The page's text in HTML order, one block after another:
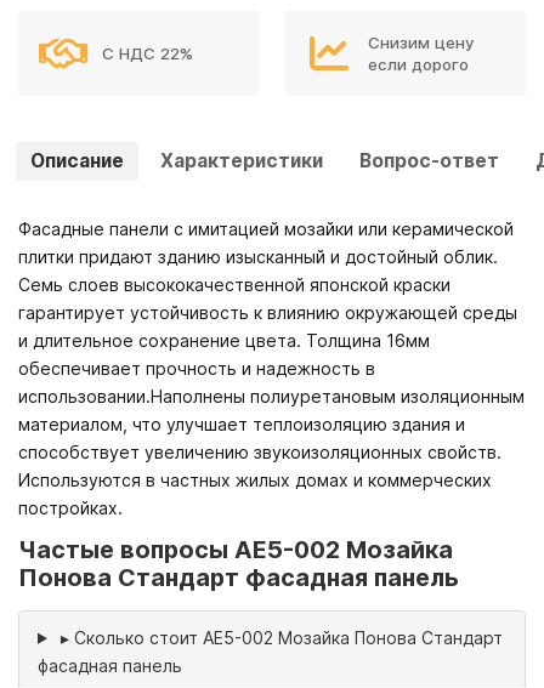
С НДС 22%
Снизим цену
если дорого
Описание Характеристики Вопрос-ответ
Фасадные панели с имитацией мозайки или керамической
плитки придают зданию изысканный и достойный облик.
Семь слоев высококачественной японской краски
гарантирует устойчивость к влиянию окружающей среды
и длительное сохранение цвета. Толщина 16мм
обеспечивает прочность и надежность в
использовании.Наполнены полиуретановым изоляционным
материалом, что улучшает теплоизоляцию здания и
способствует увеличению звукоизоляционных свойств.
Используются в частных жилых домах и коммерческих
постройках.
Частые вопросы AE5-002 Мозайка
Понова Стандарт фасадная панель
▸ Сколько стоит AE5-002 Мозайка Понова Стандарт
фасадная панель